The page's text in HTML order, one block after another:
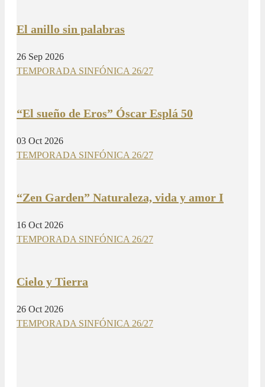
El anillo sin palabras
26 Sep 2026
TEMPORADA SINFÓNICA 26/27
“El sueño de Eros” Óscar Esplá 50
03 Oct 2026
TEMPORADA SINFÓNICA 26/27
“Zen Garden” Naturaleza, vida y amor I
16 Oct 2026
TEMPORADA SINFÓNICA 26/27
Cielo y Tierra
26 Oct 2026
TEMPORADA SINFÓNICA 26/27